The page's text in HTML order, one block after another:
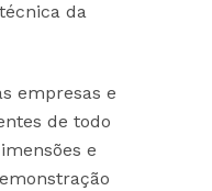
da
empresas e
de todo
e